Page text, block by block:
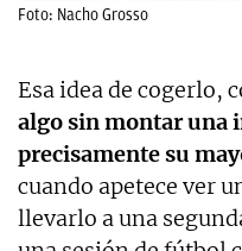
Foto: Nacho Grosso
Esa idea de cogerlo,
algo sin montar una
precisamente su
cuando apetece ver
llevarlo a una